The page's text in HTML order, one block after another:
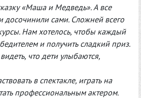
«Маша и Медведь». А все
досочинили сами. Сложней всего
Нам хотелось, чтобы каждый
и получить сладкий приз.
что дети улыбаются,
в спектакле, играть на
профессиональным актером.